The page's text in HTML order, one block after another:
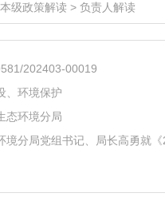
本级政策解读 > 负责人解读
202403-00019
、环境保护
态环境分局
境分局党组书记、局长高勇就